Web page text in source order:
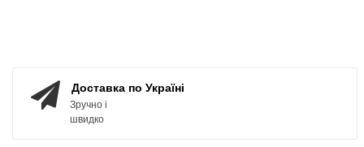
Доставка по Україні
Зручно і
швидко